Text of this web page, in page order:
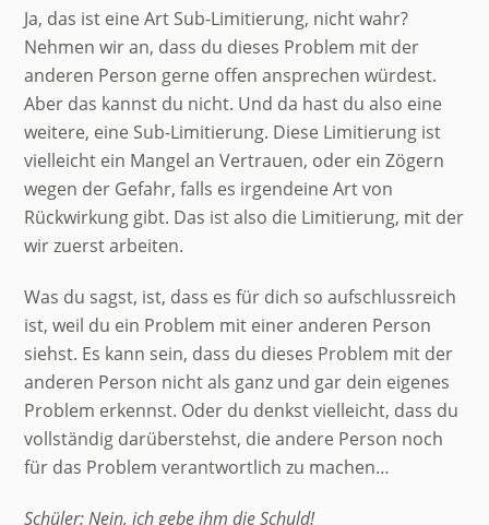
Ja, das ist eine Art Sub-Limitierung, nicht wahr?
Nehmen wir an, dass du dieses Problem mit der
anderen Person gerne offen ansprechen würdest.
Aber das kannst du nicht. Und da hast du also eine
weitere, eine Sub-Limitierung. Diese Limitierung ist
vielleicht ein Mangel an Vertrauen, oder ein Zögern
wegen der Gefahr, falls es irgendeine Art von
Rückwirkung gibt. Das ist also die Limitierung, mit der
wir zuerst arbeiten.
Was du sagst, ist, dass es für dich so aufschlussreich
ist, weil du ein Problem mit einer anderen Person
siehst. Es kann sein, dass du dieses Problem mit der
anderen Person nicht als ganz und gar dein eigenes
Problem erkennst. Oder du denkst vielleicht, dass du
vollständig darüberstehst, die andere Person noch
für das Problem verantwortlich zu machen…
Schüler: Nein, ich gebe ihm die Schuld!